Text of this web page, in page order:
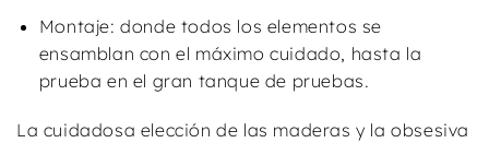
Montaje: donde todos los elementos se
ensamblan con el máximo cuidado, hasta la
prueba en el gran tanque de pruebas.
La cuidadosa elección de las maderas y la obsesiva